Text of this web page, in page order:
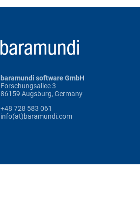
baramundi software GmbH
Forschungsallee 3
86159 Augsburg, Germany
+48 728 583 061
info(at)baramundi.com